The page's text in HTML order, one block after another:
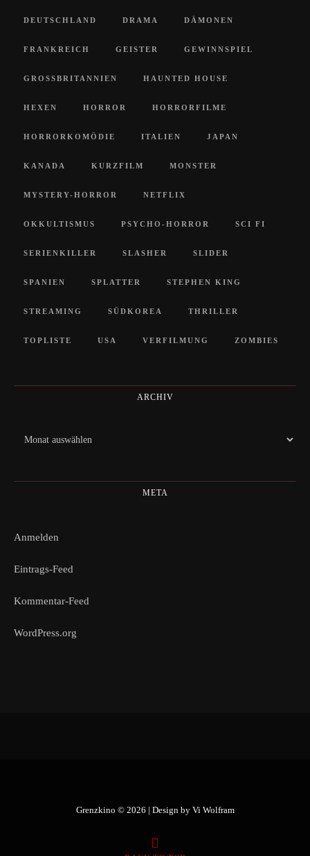
DEUTSCHLAND DRAMA DÄMONEN
FRANKREICH GEISTER GEWINNSPIEL
GROSSBRITANNIEN HAUNTED HOUSE
HEXEN HORROR HORRORFILME
HORRORKOMÖDIE ITALIEN JAPAN
KANADA KURZFILM MONSTER
MYSTERY-HORROR NETFLIX
OKKULTISMUS PSYCHO-HORROR SCI FI
SERIENKILLER SLASHER SLIDER
SPANIEN SPLATTER STEPHEN KING
STREAMING SÜDKOREA THRILLER
TOPLISTE USA VERFILMUNG ZOMBIES
ARCHIV
Archiv
META
Anmelden
Eintrags-Feed
Kommentar-Feed
WordPress.org
Grenzkino © 2026 | Design by Vi Wolfram